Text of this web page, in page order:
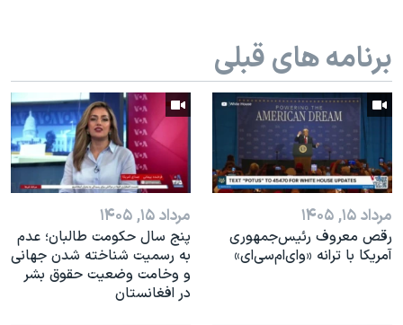
برنامه های قبلی
مرداد ۱۵, ۱۴۰۵
رقص معروف رئیس‌جمهوری
آمریکا با ترانه «وای‌ام‌سی‌ای»
مرداد ۱۵, ۱۴۰۵
پنج سال حکومت طالبان؛ عدم
به رسمیت شناخته شدن جهانی
و وخامت وضعیت حقوق بشر
در افغانستان